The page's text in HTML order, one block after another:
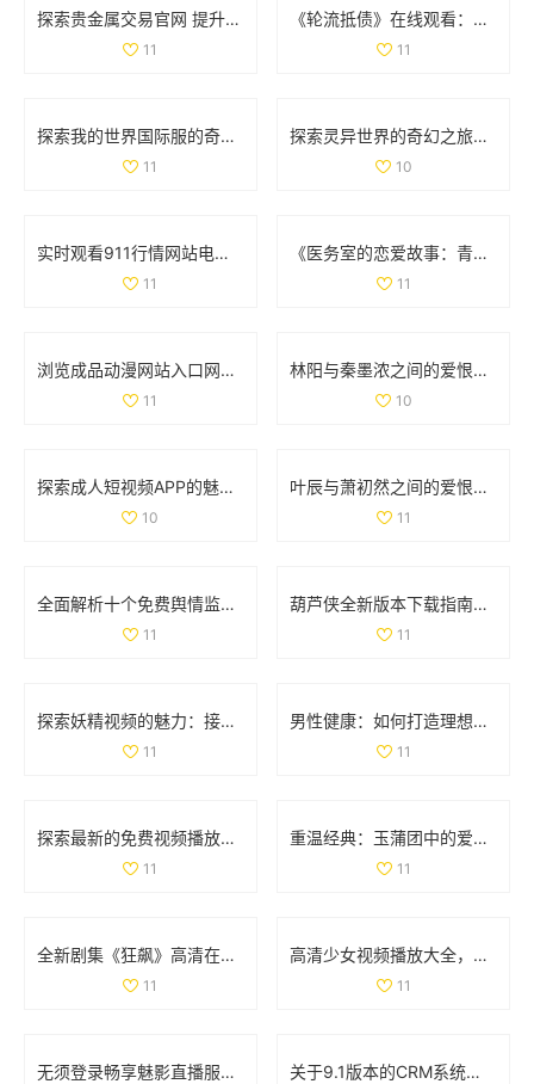
探索贵金属交易官网 提升您的投资体验与市场洞察力
11
《轮流抵债》在线观看：一起见证如何巧妙应对债务危机的故事
11
探索我的世界国际服的奇妙冒险与无尽乐趣体验
11
探索灵异世界的奇幻之旅：扌喿辶畐中的神秘故事与角色解析
10
实时观看911行情网站电视直播获取最新市场动态与分析
11
《医务室的恋爱故事：青春萌动下的校园情缘全集》
11
浏览成品动漫网站入口网页版的详细操作指南与使用技巧
11
林阳与秦墨浓之间的爱恨纠葛完整版小说免费阅读版探秘
10
探索成人短视频APP的魅力与创新，全新抖抈平台等你来体验
10
叶辰与萧初然之间的爱恨纠葛揭示了命运的复杂与温暖
11
全面解析十个免费舆情监测网站助您快速掌握舆情动态
11
葫芦侠全新版本下载指南，畅享丰富功能与优质内容体验
11
探索妖精视频的魅力：接触幻想世界的新视角与新体验
11
男性健康：如何打造理想的阴茎特征与护理方法分享
11
探索最新的免费视频播放平台，畅享丰富影视资源与精彩内容
11
重温经典：玉蒲团中的爱欲与挣扎交织的精彩故事
11
全新剧集《狂飙》高清在线免费观看，热血剧情引人入胜不容错过
11
高清少女视频播放大全，畅享青春魅力与精彩瞬间
11
无须登录畅享魅影直播服务，游客轻松体验精彩内容 关于9.1版本的CRM系统更新与功能介绍详解